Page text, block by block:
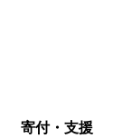
寄付・支援